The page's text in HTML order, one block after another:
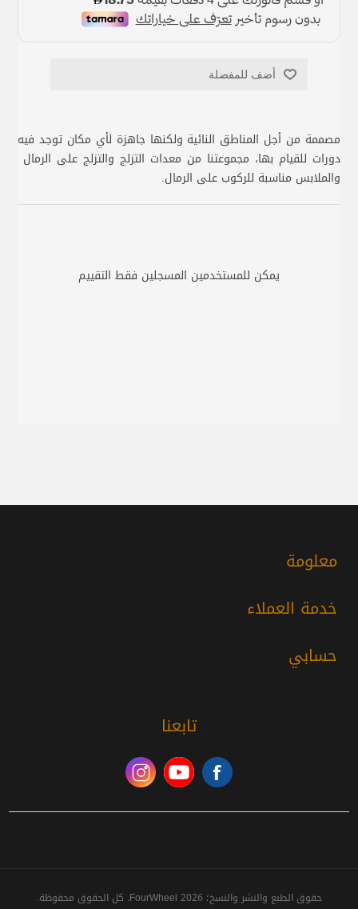
أضف للمفضلة
مصممة من أجل المناطق النائية ولكنها جاهزة لأي مكان توجد فيه
دورات للقيام بها، مجموعتنا من معدات التزلج والتزلج على الرمال
والملابس مناسبة للركوب على الرمال.
يمكن للمستخدمين المسجلين فقط التقييم
معلومة
خدمة العملاء
حسابي
تابعنا
حقوق الطبع والنشر والنسخ؛ 2026 FourWheel. كل الحقوق محفوظة.